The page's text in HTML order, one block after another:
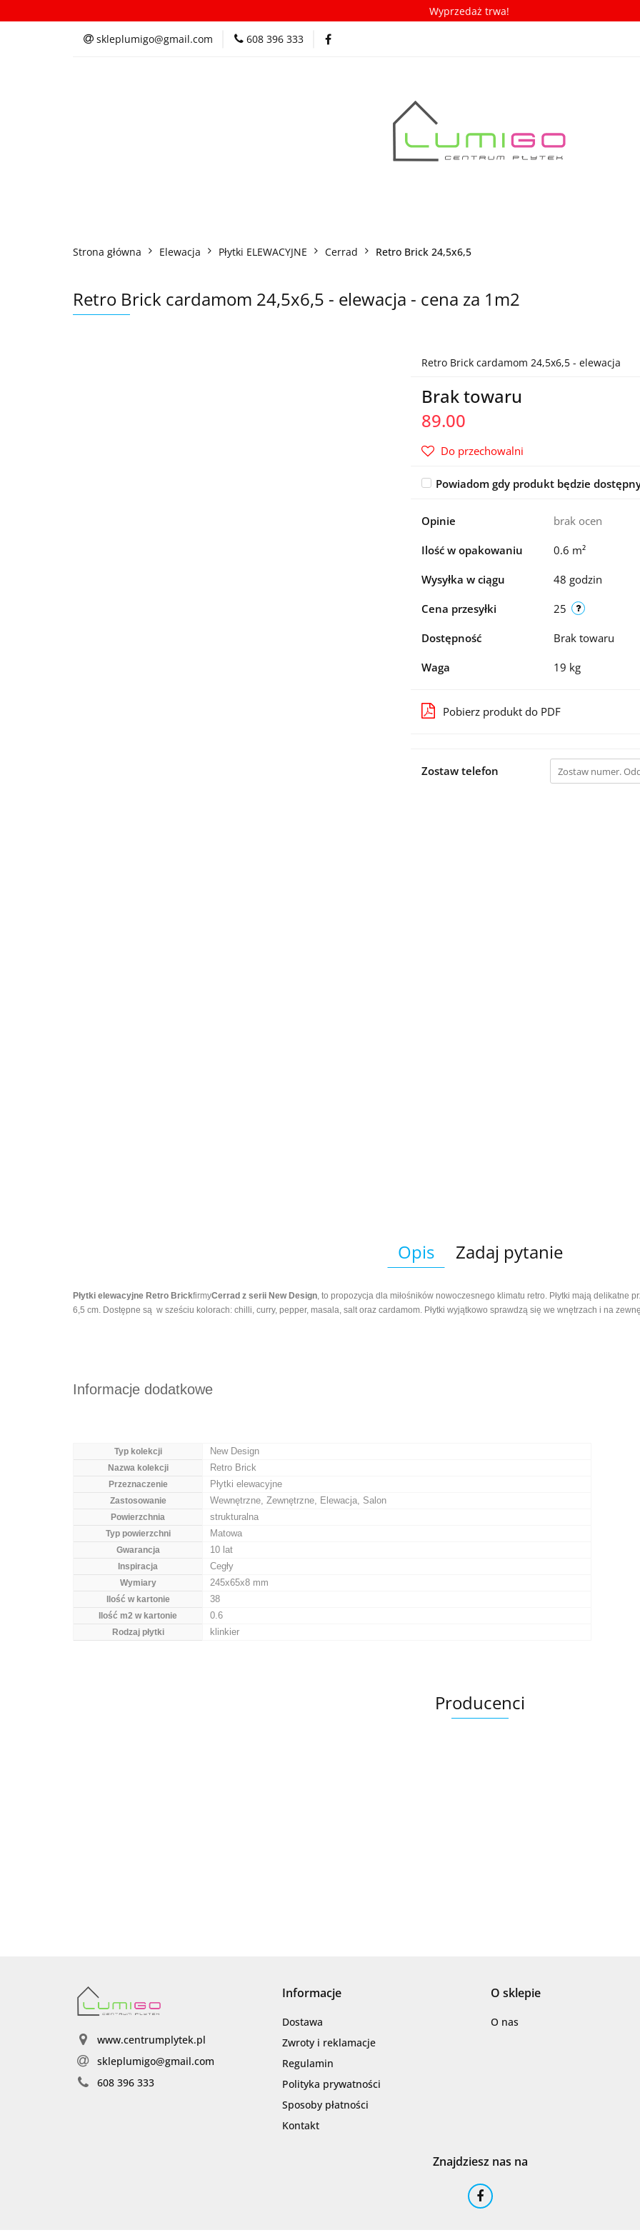
Wyprzedaż trwa!
skleplumigo@gmail.com 608 396 333
Kategorie Inspiracje Porady/ABC płytek Nowości
Strona główna Elewacja Płytki ELEWACYJNE Cerrad Retro Brick 24,5x6,5
Retro Brick cardamom 24,5x6,5 - elewacja - cena za 1m2
Retro Brick cardamom 24,5x6,5 - elewacja
Brak towaru
89.00
Do przechowalni
Powiadom gdy produkt będzie
Opinie brak ocen
Ilość w opakowaniu 0.6 m²
Wysyłka w ciągu 48 godzin
Cena przesyłki 25
Dostępność Brak towaru
Waga 19 kg
Pobierz produkt do PDF
Zostaw telefon
Opis Zadaj pytanie
Płytki elewacyjne Retro BrickfirmyCerrad z serii New Design, to propozycja dla miłośników nowoczesnego klimatu retro. Płytki mają delikatne
6,5 cm. Dostępne są w sześciu kolorach: chilli, curry, pepper, masala, salt oraz cardamom. Płytki wyjątkowo sprawdzą się we wnętrzach i na
Informacje dodatkowe
Typ kolekcji New Design
Nazwa kolekcji Retro Brick
Przeznaczenie Płytki elewacyjne
Zastosowanie Wewnętrzne, Zewnętrzne, Elewacja, Salon
Powierzchnia strukturalna
Typ powierzchni Matowa
Gwarancja 10 lat
Inspiracja Cegły
Wymiary 245x65x8 mm
Ilość w kartonie 38
Ilość m2 w kartonie 0.6
Rodzaj płytki klinkier
Producenci
Barwolf
www.centrumplytek.pl
skleplumigo@gmail.com
608 396 333
Informacje
Dostawa
Zwroty i reklamacje
Regulamin
Polityka prywatności
Sposoby płatności
Kontakt
O sklepie
O nas
Znajdziesz nas na